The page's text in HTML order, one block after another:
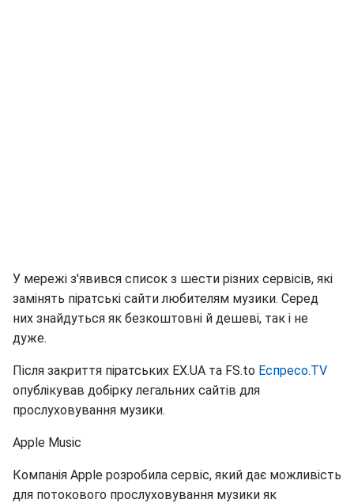
У мережі з'явився список з шести різних сервісів, які
замінять піратські сайти любителям музики. Серед
них знайдуться як безкоштовні й дешеві, так і не
дуже.
Після закриття піратських EX.UA та FS.to Еспресо.TV
опублікував добірку легальних сайтів для
прослуховування музики.
Apple Music
Компанія Apple розробила сервіс, який дає можливість
для потокового прослуховування музики як